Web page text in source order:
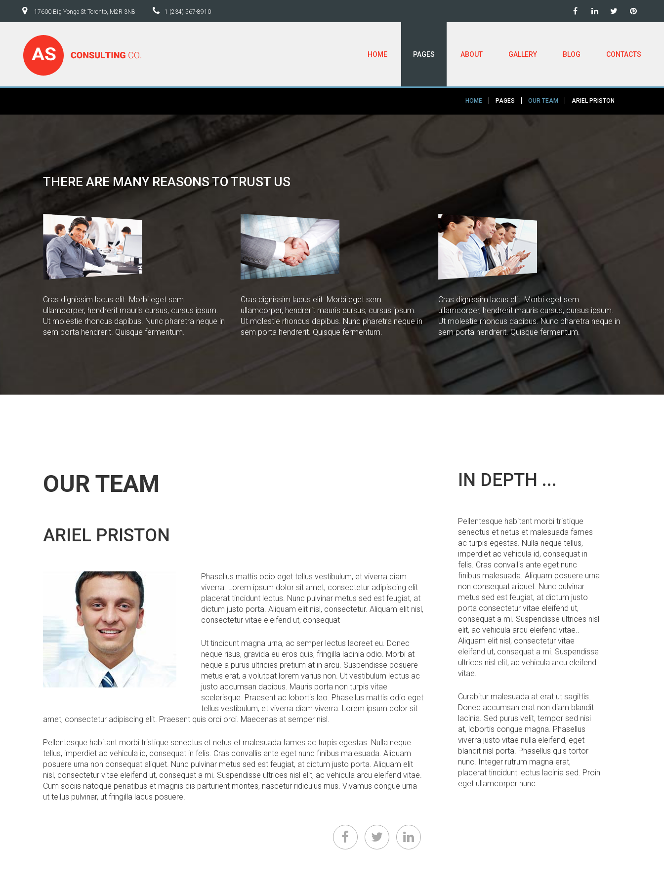
17600 Big Yonge St Toronto, M2R 3N8 1 (234) 567-8910
HOME PAGES ABOUT GALLERY BLOG CONTACTS
HOME PAGES OUR TEAM ARIEL PRISTON
THERE ARE MANY REASONSTOTRUST US
Cras dignissim lacus elit. Morbi eget sem
ullamcorper, hendrerit mauris cursus, cursus ipsum.
Ut molestie rhoncus dapibus. Nunc pharetra neque in
sem porta hendrerit. Quisque fermentum.
Cras dignissim lacus elit. Morbi eget sem
ullamcorper, hendrerit mauris cursus, cursus ipsum.
Ut molestie rhoncus dapibus. Nunc pharetra neque in
sem porta hendrerit. Quisque fermentum.
Cras dignissim lacus elit. Morbi eget sem
ullamcorper, hendrerit mauris cursus, cursus ipsum.
Ut molestie rhoncus dapibus. Nunc pharetra neque in
sem porta hendrerit. Quisque fermentum.
OUR TEAM
ARIEL PRISTON
Phasellus mattis odio eget tellus vestibulum, et viverra diam
viverra. Lorem ipsum dolor sit amet, consectetur adipiscing elit
placerat tincidunt lectus. Nunc pulvinar metus sed est feugiat, at
dictum justo porta. Aliquam elit nisl, consectetur. Aliquam elit nisl,
consectetur vitae eleifend ut, consequat
Ut tincidunt magna urna, ac semper lectus laoreet eu. Donec
neque risus, gravida eu eros quis, fringilla lacinia odio. Morbi at
neque a purus ultricies pretium at in arcu. Suspendisse posuere
metus erat, a volutpat lorem varius non. Ut vestibulum lectus ac
justo accumsan dapibus. Mauris porta non turpis vitae
scelerisque. Praesent ac lobortis leo. Phasellus mattis odio eget
tellus vestibulum, et viverra diam viverra. Lorem ipsum dolor sit
amet, consectetur adipiscing elit. Praesent quis orci orci. Maecenas at semper nisl.
Pellentesque habitant morbi tristique senectus et netus et malesuada fames ac turpis egestas. Nulla neque
tellus, imperdiet ac vehicula id, consequat in felis. Cras convallis ante eget nunc finibus malesuada. Aliquam
posuere urna non consequat aliquet. Nunc pulvinar metus sed est feugiat, at dictum justo porta. Aliquam elit
nisl, consectetur vitae eleifend ut, consequat a mi. Suspendisse ultrices nisl elit, ac vehicula arcu eleifend vitae.
Cum sociis natoque penatibus et magnis dis parturient montes, nascetur ridiculus mus. Vivamus congue urna
ut tellus pulvinar, ut fringilla lacus posuere.
IN DEPTH ...
Pellentesque habitant morbi tristique
senectus et netus et malesuada fames
ac turpis egestas. Nulla neque tellus,
imperdiet ac vehicula id, consequat in
felis. Cras convallis ante eget nunc
finibus malesuada. Aliquam posuere urna
non consequat aliquet. Nunc pulvinar
metus sed est feugiat, at dictum justo
porta consectetur vitae eleifend ut,
consequat a mi. Suspendisse ultrices nisl
elit, ac vehicula arcu eleifend vitae..
Aliquam elit nisl, consectetur vitae
eleifend ut, consequat a mi. Suspendisse
ultrices nisl elit, ac vehicula arcu eleifend
vitae.
Curabitur malesuada at erat ut sagittis.
Donec accumsan erat non diam blandit
lacinia. Sed purus velit, tempor sed nisi
at, lobortis congue magna. Phasellus
viverra justo vitae nulla eleifend, eget
blandit nisl porta. Phasellus quis tortor
nunc. Integer rutrum magna erat,
placerat tincidunt lectus lacinia sed. Proin
eget ullamcorper nunc.